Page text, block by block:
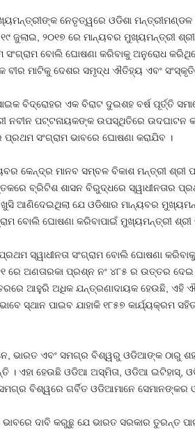
ନେତୃତ୍ୱରେ ଓଡିଶା
ଜୁଲାଇ, ୨୦୧୭ ରେ ମାନ୍ୟବର ମୁଖ୍ୟମନ୍ତ୍ରୀ
ବୋଲି ଘୋଷଣା କରିବାକୁ ଅନୁରୋଧ
ମାଟିକୁ ଦେଶର ସମୃଦ୍ଧ ଐତିହ୍ୟ ଏବଂ
ବିଦ୍ରୋହର ଏକ ବିରାଟ ଦୁଇଶହ ବର୍ଷ ପୂର୍ତ୍ତି
ନବୀନ ପଟ୍ଟନାୟକଙ୍କ ଉପସ୍ଥିତିରେ
ସଂଗ୍ରାମ ଭାବରେ ଘୋଷଣା କରାଯିବ ।
କେନ୍ଦ୍ର ମାନବ ସମ୍ବଳ ବିକାଶ ମନ୍ତ୍ରୀ
ବ୍ରିଟିଶ ଶାସନ ବିରୁଦ୍ଧରେ ସ୍ୱାଧୀନତାର
ଆଣିଦେଇଥିଲା ଯେ ଓଡିଶାର ମାନ୍ୟବର
ବୋଲି ଘୋଷଣା କରିବାପାଇଁ ମୁଖ୍ୟମନ୍ତ୍ରୀ
ସ୍ୱାଧୀନତା ସଂଗ୍ରାମ ବୋଲି ଘୋଷଣା
ରେ ଅଣତାରକା ପ୍ରଶ୍ନ ନଂ ୪୮୫ ର ଉତ୍ତର
ଆହୁରି ଅଧିକ ଯନ୍ତ୍ରଣାଦାୟକ ହେଉଛି,
ସ୍ଥାନ ପାଇବ ଯାହାକି ୧୮୫୭ କାର୍ଯ୍ୟକ୍ରମ
ଭାରତ ଏବଂ ସମଗ୍ର ବିଶ୍ୱରୁ ଓଡିଆଙ୍କ
। ଏହା ହେଉଛି ଓଡିଆ ଅସ୍ମିତା, ଓଡିଆ
ବିଶ୍ୱରେ ଗର୍ବିତ ଓଡିଆମାନେ ସେମାନଙ୍କର
ଦାବି କରୁଛୁ ଯେ ଭାରତ ସରକାର ତୁରନ୍ତ